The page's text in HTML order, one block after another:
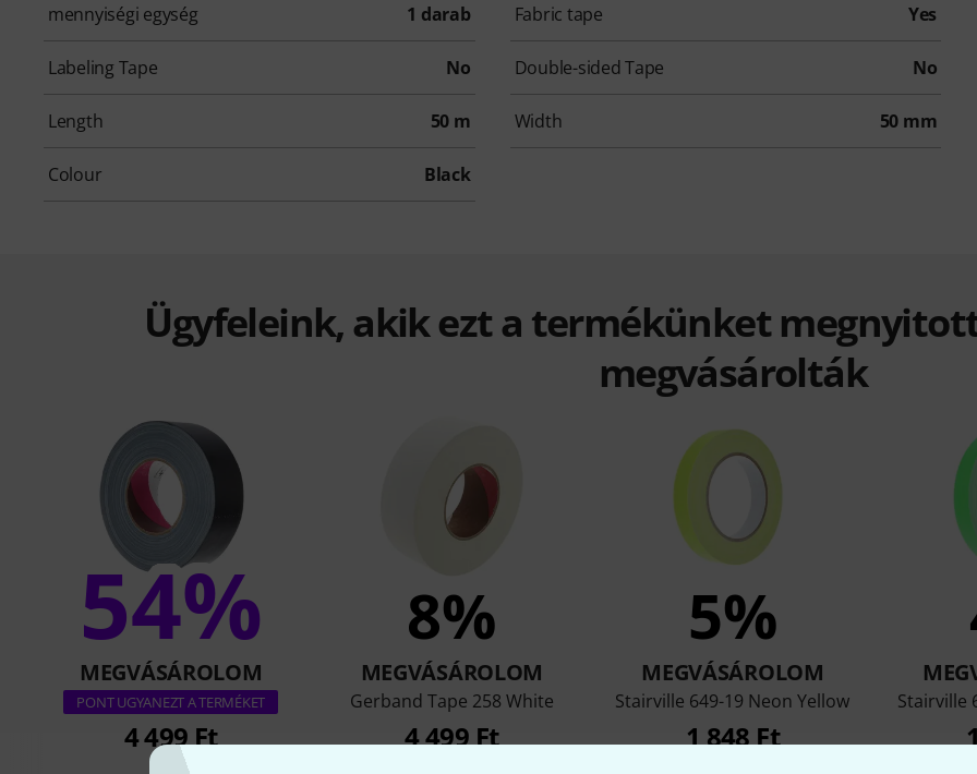
mennyiségi egység 1 darab Fabric tape Yes
Labeling Tape No Double-sided Tape No
Length 50 m Width 50 mm
Colour Black
Ügyfeleink, akik ezt a termékünket
megvásárolták
54%
MEGVÁSÁROLOM
PONT UGYANEZT A TERMÉKET
4 499 Ft
8%
MEGVÁSÁROLOM
Gerband Tape 258 White
4 499 Ft
5%
MEGVÁSÁROLOM
Stairville 649-19 Neon Yellow
1 848 Ft
Stairville